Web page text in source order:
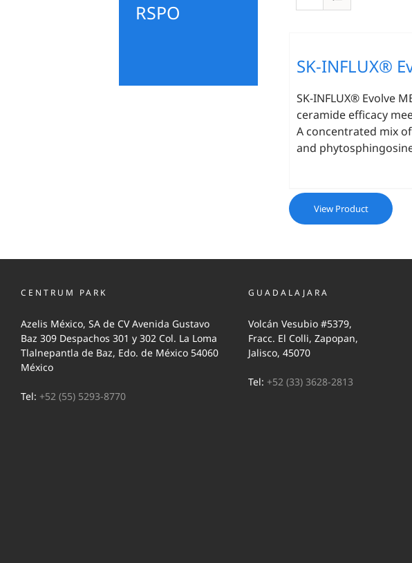
RSPO
SK-INFLUX®
SK-INFLUX® Evolve
ceramide efficacy
A concentrated mix
and
View Product
CENTRUM PARK
Azelis México, SA de CV Avenida Gustavo
Baz 309 Despachos 301 y 302 Col. La Loma
Tlalnepantla de Baz, Edo. de México 54060
México
Tel: +52 (55) 5293-8770
GUADALAJARA
Volcán Vesubio #5379,
Fracc. El Colli, Zapopan,
Jalisco, 45070
Tel: +52 (33) 3628-2813